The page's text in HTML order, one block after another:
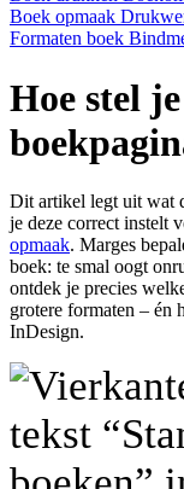
Boek opmaak
Formaten boek
Hoe stel
Dit artikel legt uit wat
je deze correct instelt
opmaak. Marges
boek: te smal oogt
ontdek je precies
grotere formaten – én
InDesign.